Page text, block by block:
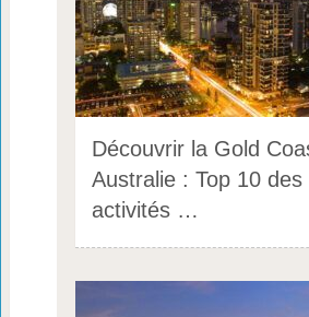
Découvrir la Gold
Australie : Top 10 des
activités …